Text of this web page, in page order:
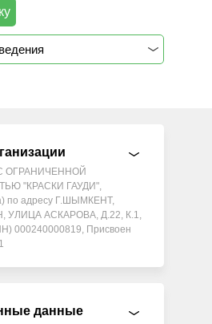
ОГРАНИЧЕННОЙ
"КРАСКИ ГАУДИ",
по адресу Г.ШЫМКЕНТ,
АСКАРОВА, Д.22, К.1,
Присвоен
данные